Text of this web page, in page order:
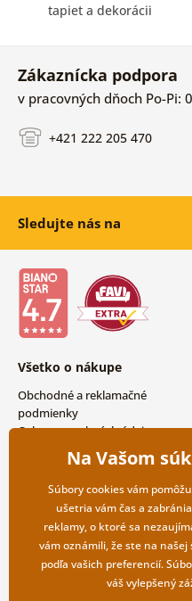
tapiet a dekorácii
Zákaznícka podpora
v pracovných dňoch Po-Pi:
+421 222 205 470
Sledujte nás na
Všetko o nákupe
Obchodné a reklamačné
podmienky
Ochrana osobných údajov
Možnosti dopravy a platby
Vrátenie tovaruNa Vašom
Súbory cookies vám
ušetria vám čas a
reklamy, o ktoré sa
vám oznámili, že ste na
podľa vašich preferencií.
váš vylepšený